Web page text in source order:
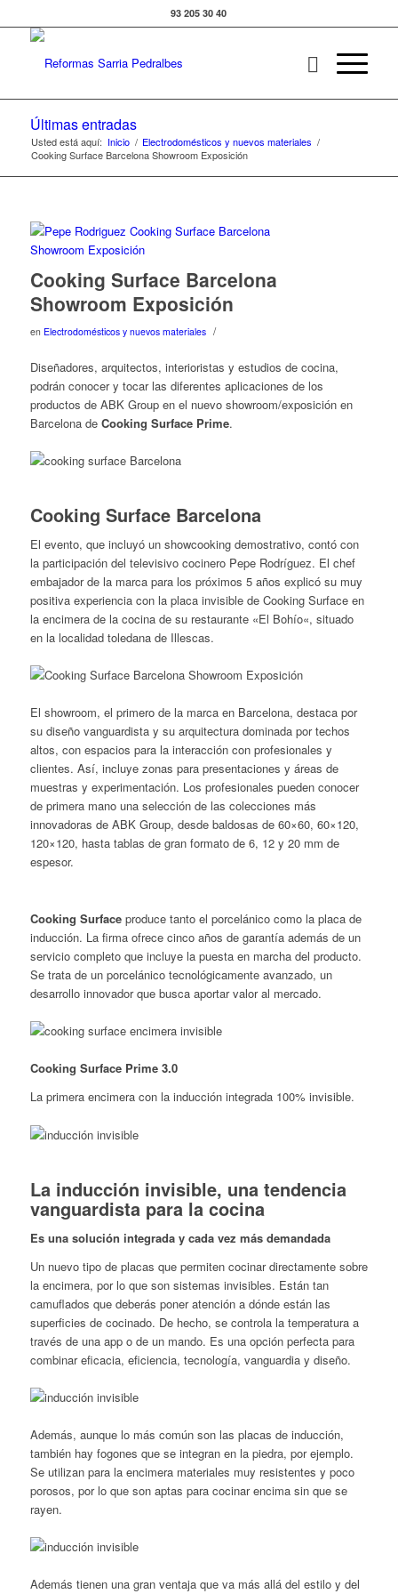
93 205 30 40
Últimas entradas
Usted está aquí: Inicio / Electrodomésticos y nuevos materiales /
Cooking Surface Barcelona Showroom Exposición
Cooking Surface Barcelona
Showroom Exposición
en Electrodomésticos y nuevos materiales /
Diseñadores, arquitectos, interioristas y estudios de cocina,
podrán conocer y tocar las diferentes aplicaciones de los
productos de ABK Group en el nuevo showroom/exposición en
Barcelona de Cooking Surface Prime.
Cooking Surface Barcelona
El evento, que incluyó un showcooking demostrativo, contó con
la participación del televisivo cocinero Pepe Rodríguez. El chef
embajador de la marca para los próximos 5 años explicó su muy
positiva experiencia con la placa invisible de Cooking Surface en
la encimera de la cocina de su restaurante «El Bohío«, situado
en la localidad toledana de Illescas.
El showroom, el primero de la marca en Barcelona, destaca por
su diseño vanguardista y su arquitectura dominada por techos
altos, con espacios para la interacción con profesionales y
clientes. Así, incluye zonas para presentaciones y áreas de
muestras y experimentación. Los profesionales pueden conocer
de primera mano una selección de las colecciones más
innovadoras de ABK Group, desde baldosas de 60×60, 60×120,
120×120, hasta tablas de gran formato de 6, 12 y 20 mm de
espesor.
Cooking Surfaceproduce tanto el porcelánico como la placa de
inducción. La firma ofrece cinco años de garantía además de un
servicio completo que incluye la puesta en marcha del producto.
Se trata de un porcelánico tecnológicamente avanzado, un
desarrollo innovador que busca aportar valor al mercado.
Cooking Surface Prime 3.0
La primera encimera con la inducción integrada 100% invisible.
La inducción invisible, una tendencia
vanguardista para la cocina
Es una solución integrada y cada vez más demandada
Un nuevo tipo de placas que permiten cocinar directamente sobre
la encimera, por lo que son sistemas invisibles. Están tan
camuflados que deberás poner atención a dónde están las
superficies de cocinado. De hecho, se controla la temperatura a
través de una app o de un mando. Es una opción perfecta para
combinar eficacia, eficiencia, tecnología, vanguardia y diseño.
Además, aunque lo más común son las placas de inducción,
también hay fogones que se integran en la piedra, por ejemplo.
Se utilizan para la encimera materiales muy resistentes y poco
porosos, por lo que son aptas para cocinar encima sin que se
rayen.
Además tienen una gran ventaja que va más allá del estilo y del